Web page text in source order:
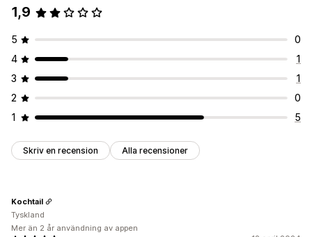
1,9
5
0
4
1
3
1
2
0
1
5
Skriv en recension Alla recensioner
Kochtail
Tyskland
Mer än 2 år användning av appen